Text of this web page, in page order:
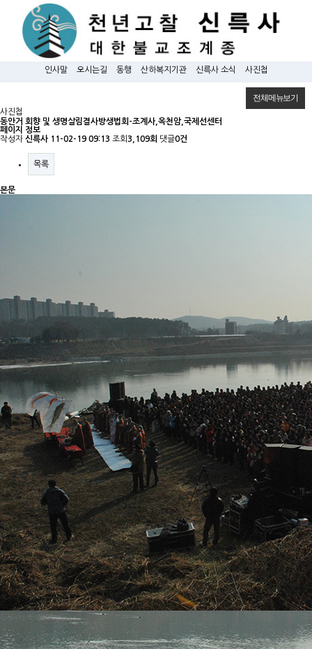
인사말 오시는길 동행 산하복지기관 신륵사 소식 사진첩
전체메뉴보기
사진첩
동안거 회향 및 생명살림결사방생법회-조계사,옥천암,국제선센터
페이지 정보
작성자 신륵사 11-02-19 09:13 조회3,109회 댓글0건
목록
본문